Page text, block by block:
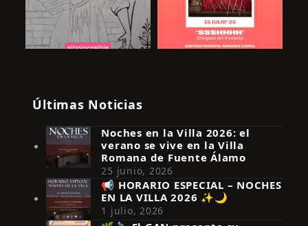
Síguenos en Instagram
Últimas Noticias
Noches en la Villa 2026: el
verano se vive en la Villa
Romana de Fuente Álamo
25 junio, 2026
📢 HORARIO ESPECIAL – NOCHES
EN LA VILLA 2026 ✨🌙
1 julio, 2026